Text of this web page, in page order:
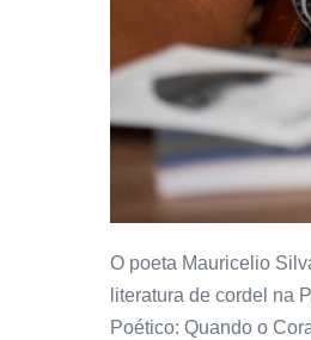
O poeta Mauricelio
literatura de cordel na
Poético: Quando o